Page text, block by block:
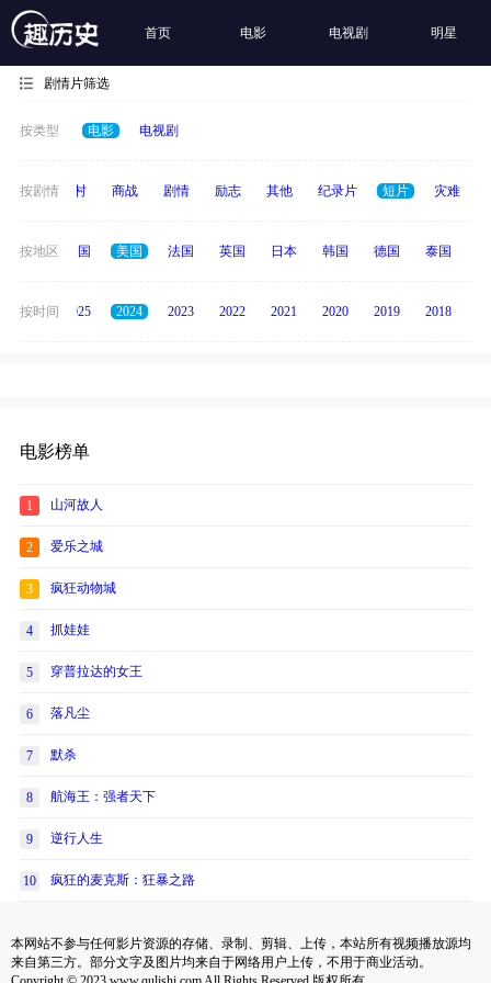
首页 电影 电视剧 明星
剧情片筛选
按类型 电影 电视剧
按剧情
历史 乡村 商战 剧情 励志 其他 纪录片 短片 灾难
按地区
全部 中国 美国 法国 英国 日本 韩国 德国 泰国
按时间
2026 2025 2024 2023 2022 2021 2020 2019 2018
电影榜单
1 山河故人
2 爱乐之城
3 疯狂动物城
4 抓娃娃
5 穿普拉达的女王
6 落凡尘
7 默杀
8 航海王：强者天下
9 逆行人生
10 疯狂的麦克斯：狂暴之路
本网站不参与任何影片资源的存储、录制、剪辑、上传，本站所有视频播放源均
来自第三方。部分文字及图片均来自于网络用户上传，不用于商业活动。